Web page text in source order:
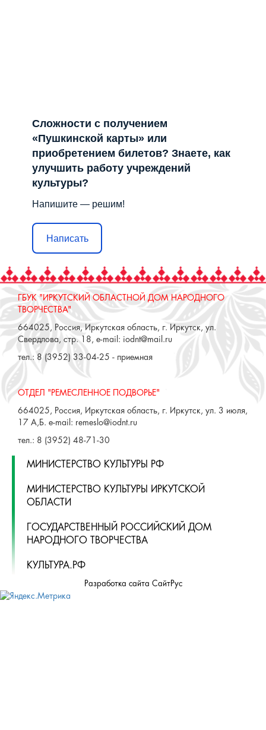
Сложности с получением
«Пушкинской карты» или
приобретением билетов? Знаете, как
улучшить работу учреждений
культуры?
Напишите — решим!
Написать
ГБУК "ИРКУТСКИЙ ОБЛАСТНОЙ ДОМ НАРОДНОГО
ТВОРЧЕСТВА"
664025, Россия, Иркутская область, г. Иркутск, ул.
Свердлова, стр. 18, e-mail: iodnt@mail.ru
тел.: 8 (3952) 33-04-25 - приемная
ОТДЕЛ "РЕМЕСЛЕННОЕ ПОДВОРЬЕ"
664025, Россия, Иркутская область, г. Иркутск, ул. 3 июля,
17 А,Б. e-mail: remeslo@iodnt.ru
тел.: 8 (3952) 48-71-30
МИНИСТЕРСТВО КУЛЬТУРЫ РФ
МИНИСТЕРСТВО КУЛЬТУРЫ ИРКУТСКОЙ
ОБЛАСТИ
ГОСУДАРСТВЕННЫЙ РОССИЙСКИЙ ДОМ
НАРОДНОГО ТВОРЧЕСТВА
КУЛЬТУРА.РФ
Разработка сайта СайтРус